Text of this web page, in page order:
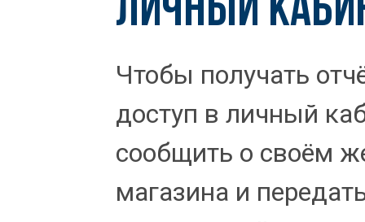
ЛИЧНЫЙ
Чтобы получать
доступ в личный
сообщить о своём
магазина и